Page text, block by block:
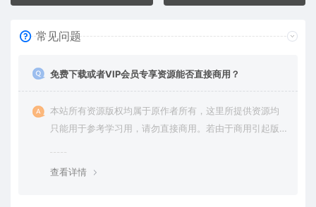
常见问题
免费下载或者VIP会员专享资源能否直接商用？
本站所有资源版权均属于原作者所有，这里所提供资源均
只能用于参考学习用，请勿直接商用。若由于商用引起版
查看详情